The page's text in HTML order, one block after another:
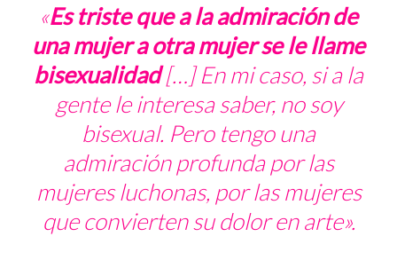
«Es triste que a la admiración de
una mujer a otra mujer se le llame
bisexualidad[…] En mi caso, si a la
gente le interesa saber, no soy
bisexual. Pero tengo una
admiración profunda por las
mujeres luchonas, por las mujeres
que convierten su dolor en arte».